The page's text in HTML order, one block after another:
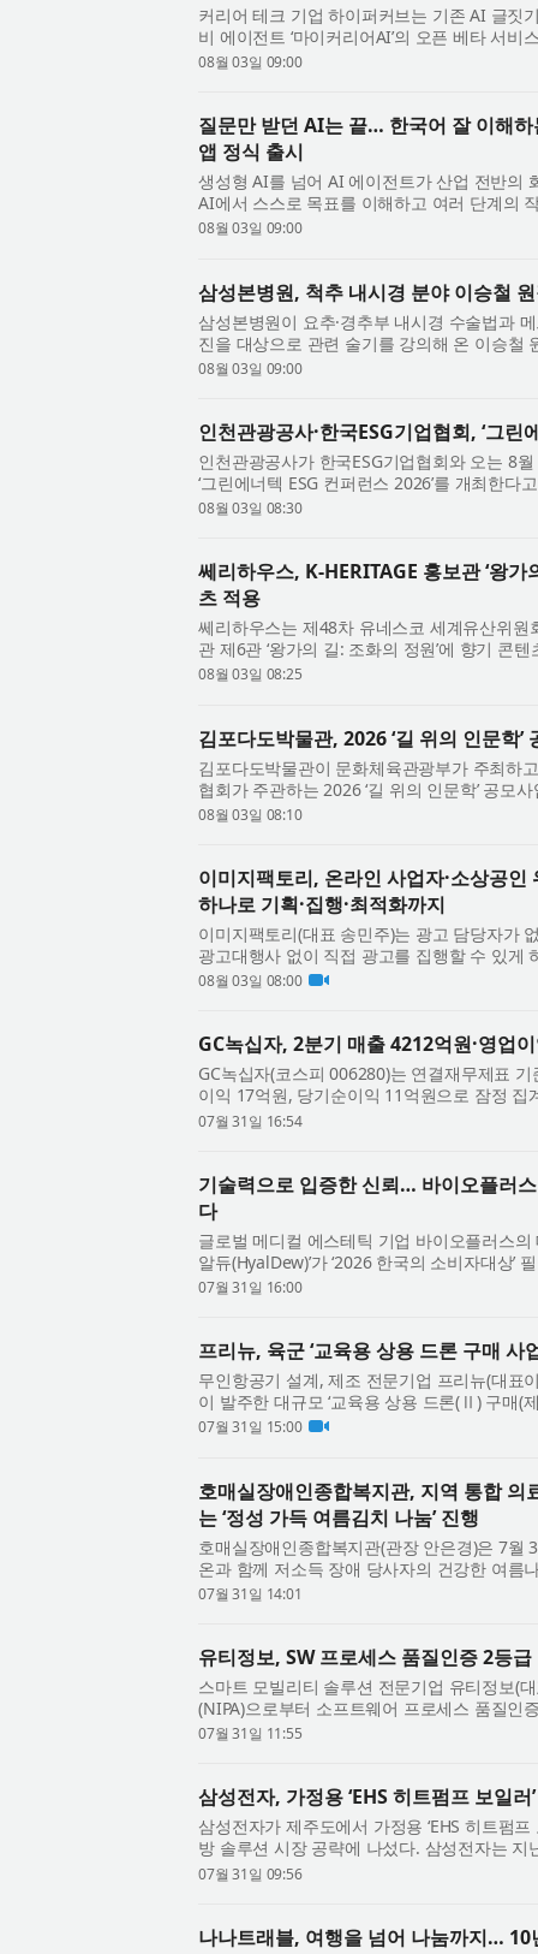
커리어 테크 기업 하이퍼커브는 기존 AI 글짓
비 에이전트 ‘마이커리어AI’의 오픈 베타 서
근 채용 시장에서 생성형 AI를 활용한 서류 작
08월 03일 09:00
질문만 받던 AI는 끝… 한국어 잘 이해하
앱 정식 출시
생성형 AI를 넘어 AI 에이전트가 산업 전반의
AI에서 스스로 목표를 이해하고 여러 단계의
는 흐름이다. 이런 흐름 속에서 생성형 AI 전문
08월 03일 09:00
삼성본병원, 척추 내시경 분야 이승철
삼성본병원이 요추·경추부 내시경 수술법과
진을 대상으로 관련 술기를 강의해 온 이승철
부터 허리·목 디스크와 척추관협착증 등 척추
08월 03일 09:00
인천관광공사·한국ESG기업협회, ‘그린
인천관광공사가 한국ESG기업협회와 오는 8
‘그린에너텍 ESG 컨퍼런스 2026’를 개최한
주최하고 인천관광공사와 한국ESG기업협회
08월 03일 08:30
쎄리하우스, K-HERITAGE 홍보관 ‘왕
츠 적용
쎄리하우스는 제48차 유네스코 세계유산위원
관 제6관 ‘왕가의 길: 조화의 정원’에 향기 콘
HERITAGE 홍보관은 제48차 유네스코 세계유
08월 03일 08:25
김포다도박물관, 2026 ‘길 위의 인문학’
김포다도박물관이 문화체육관광부가 주최하
협회가 주관하는 2026 ‘길 위의 인문학’ 공모
을지리지 - 명인의 삶을 기록하다’는 지역 명인
08월 03일 08:10
이미지팩토리, 온라인 사업자·소상공인
하나로 기획·집행·최적화까지
이미지팩토리(대표 송민주)는 광고 담당자가
광고대행사 없이 직접 광고를 집행할 수 있게
회사는 3일부터 이틀간 서울 코엑스에서 열리
08월 03일 08:00
GC녹십자, 2분기 매출 4212억원·영업
GC녹십자(코스피 006280)는 연결재무제표
이익 17억원, 당기순이익 11억원으로 잠정
녹십자웰빙의 연결 자회사 제외 효과와 함께
07월 31일 16:54
기술력으로 입증한 신뢰… 바이오플러
다
글로벌 메디컬 에스테틱 기업 바이오플러스의
알듀(HyalDew)’가 ‘2026 한국의 소비자대상’
소비자들이 직접 선택한 이번 수상은 단순한
07월 31일 16:00
프리뉴, 육군 ‘교육용 상용 드론 구매 사
무인항공기 설계, 제조 전문기업 프리뉴(대표
이 발주한 대규모 ‘교육용 상용 드론(Ⅱ) 구매(
계약을 체결했다고 31일 밝혔다. 이번 사업은
07월 31일 15:00
호매실장애인종합복지관, 지역 통합
는 ‘정성 가득 여름김치 나눔’ 진행
호매실장애인종합복지관(관장 안은경)은 7월
온과 함께 저소득 장애 당사자의 건강한 여름
나눔’ 전달식을 진행했다고 밝혔다. 호매실메
07월 31일 14:01
유티정보, SW 프로세스 품질인증 2등급
스마트 모빌리티 솔루션 전문기업 유티정보(
(NIPA)으로부터 소프트웨어 프로세스 품질인
Certification) 2등급을 전사(全社) 범위로 획
07월 31일 11:55
삼성전자, 가정용 ‘EHS 히트펌프 보일러
삼성전자가 제주도에서 가정용 ‘EHS 히트펌
방 솔루션 시장 공략에 나섰다. 삼성전자는
에 ‘EHS 히트펌프 보일러’를 설치하고, 30일
07월 31일 09:56
나나트래블, 여행을 넘어 나눔까지…